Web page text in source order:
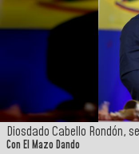
Diosdado Cabello Rondón,
Con El Mazo Dando